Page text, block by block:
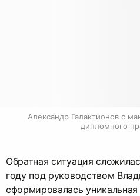
Александр Галактионов с
дипломного
Обратная ситуация
году под руководством
сформировалась